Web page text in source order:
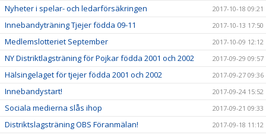
Nyheter i spelar- och ledarförsäkringen 2017-10-18 09:21
Innebandyträning Tjejer födda 09-11 2017-10-13 17:50
Medlemslotteriet September 2017-10-09 12:12
NY Distriktlagsträning för Pojkar födda 2001 och 2002 2017-09-29 09:57
Hälsingelaget för tjejer födda 2001 och 2002 2017-09-27 09:36
Innebandystart! 2017-09-24 15:52
Sociala medierna slås ihop 2017-09-21 09:33
Distriktslagsträning OBS Föranmälan! 2017-09-18 11:12